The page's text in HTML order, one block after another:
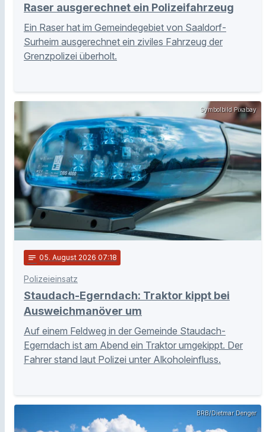
Raser ausgerechnet ein Polizeifahrzeug
Ein Raser hat im Gemeindegebiet von Saaldorf-
Surheim ausgerechnet ein ziviles Fahrzeug der
Grenzpolizei überholt.
Symbolbild Pixabay
notes 05. August 2026 07:18
Polizeieinsatz
Staudach-Egerndach: Traktor kippt bei
Ausweichmanöver um
Auf einem Feldweg in der Gemeinde Staudach-
Egerndach ist am Abend ein Traktor umgekippt. Der
Fahrer stand laut Polizei unter Alkoholeinfluss.
BRB/Dietmar Denger